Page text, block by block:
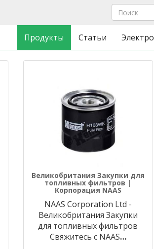
Продукты Статьи
Великобритания Закупки для
топливных фильтров |
Корпорация NAAS
NAAS Corporation Ltd -
Великобритания Закупки
для топливных фильтров
Свяжитесь с NAAS…